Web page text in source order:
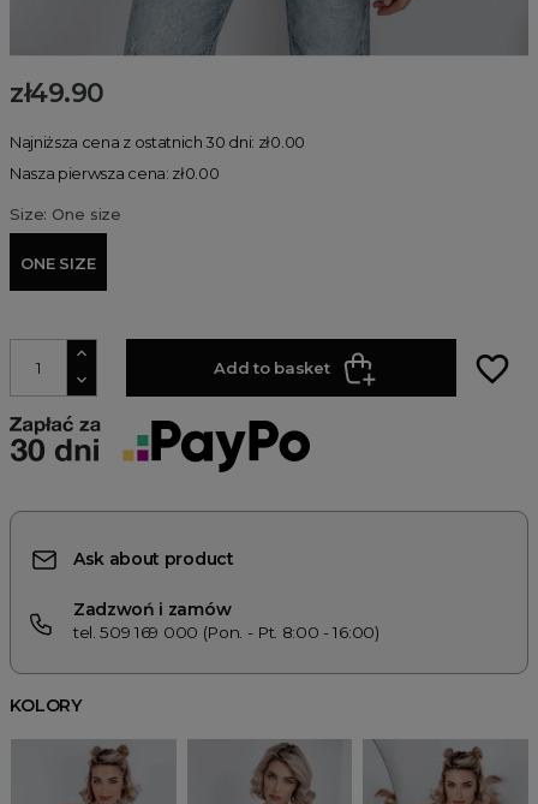
zł49.90
Najniższa cena z ostatnich 30 dni: zł0.00
Nasza pierwsza cena: zł0.00
Size: One size
ONE SIZE
Add to basket favorite_border
Ask about product
Zadzwoń i zamów
tel. 509 169 000 (Pon. - Pt. 8:00 - 16:00)
KOLORY